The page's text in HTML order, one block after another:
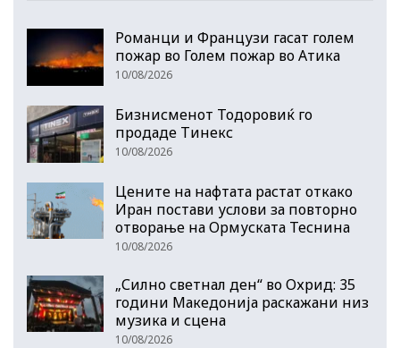
Романци и Французи гасат голем
пожар во Голем пожар во Атика
10/08/2026
Бизнисменот Тодоровиќ го
продаде Тинекс
10/08/2026
Цените на нафтата растат откако
Иран постави услови за повторно
отворање на Ормуската Теснина
10/08/2026
„Силно светнал ден“ во Охрид: 35
години Македонија раскажани низ
музика и сцена
10/08/2026